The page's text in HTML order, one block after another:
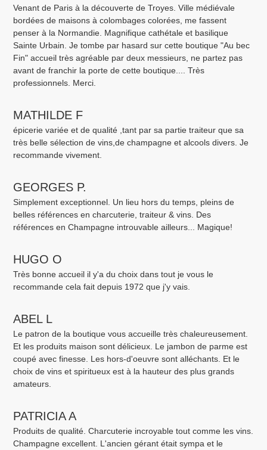
Venant de Paris à la découverte de Troyes. Ville médiévale
bordées de maisons à colombages colorées, me fassent
penser à la Normandie. Magnifique cathétale et basilique
Sainte Urbain. Je tombe par hasard sur cette boutique "Au bec
Fin" accueil très agréable par deux messieurs, ne partez pas
avant de franchir la porte de cette boutique.... Très
professionnels. Merci.
MATHILDE F
épicerie variée et de qualité ,tant par sa partie traiteur que sa
très belle sélection de vins,de champagne et alcools divers. Je
recommande vivement.
GEORGES P.
Simplement exceptionnel. Un lieu hors du temps, pleins de
belles références en charcuterie, traiteur & vins. Des
références en Champagne introuvable ailleurs... Magique!
HUGO O
Très bonne accueil il y'a du choix dans tout je vous le
recommande cela fait depuis 1972 que j'y vais.
ABEL L
Le patron de la boutique vous accueille très chaleureusement.
Et les produits maison sont délicieux. Le jambon de parme est
coupé avec finesse. Les hors-d'oeuvre sont alléchants. Et le
choix de vins et spiritueux est à la hauteur des plus grands
amateurs.
PATRICIA A
Produits de qualité. Charcuterie incroyable tout comme les vins.
Champagne excellent. L'ancien gérant était sympa et le